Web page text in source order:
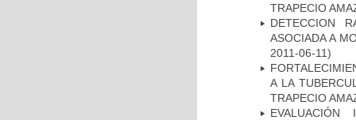
TRAPECIO
DETECCION
ASOCIADA A
2011-06-11)
A LA
TRAPECIO